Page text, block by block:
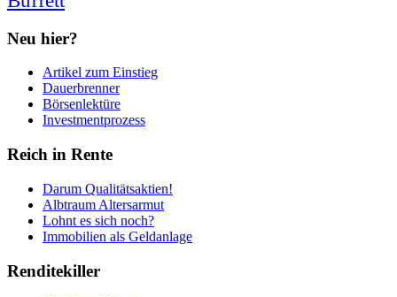
Neu hier?
Artikel zum Einstieg
Dauerbrenner
Börsenlektüre
Investmentprozess
Reich in Rente
Darum Qualitätsaktien!
Albtraum Altersarmut
Lohnt es sich noch?
Immobilien als Geldanlage
Renditekiller